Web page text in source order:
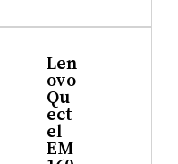
Len
ovo
Qu
ect
el
EM